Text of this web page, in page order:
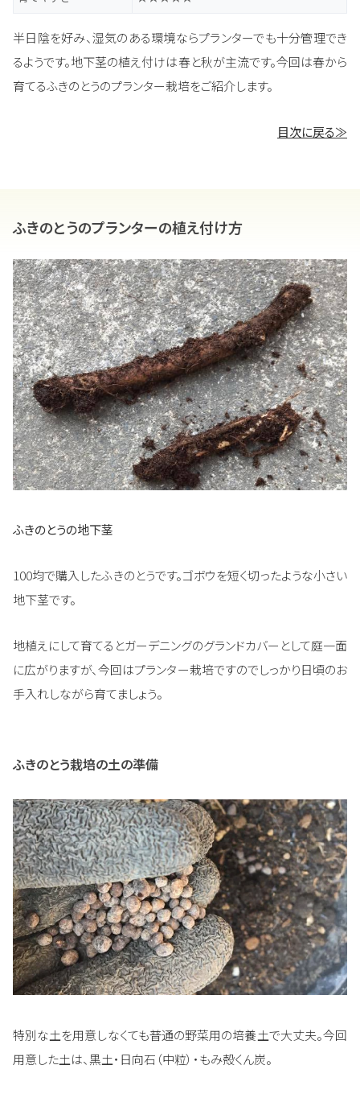
半日陰を好み、湿気のある環境ならプランターでも十分管理でき
るようです。地下茎の植え付けは春と秋が主流です。今回は春から
育てるふきのとうのプランター栽培をご紹介します。
目次に戻る≫
ふきのとうのプランターの植え付け方
ふきのとうの地下茎
100均で購入したふきのとうです。ゴボウを短く切ったような小さい
地下茎です。
地植えにして育てるとガーデニングのグランドカバーとして庭一面
に広がりますが、今回はプランター栽培ですのでしっかり日頃のお
手入れしながら育てましょう。
ふきのとう栽培の土の準備
特別な土を用意しなくても普通の野菜用の培養土で大丈夫。今回
用意した土は、黒土・日向石（中粒）・もみ殻くん炭。